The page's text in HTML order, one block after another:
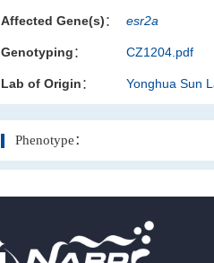
Affected Gene(s)： esr2a
Genotyping： CZ1204.pdf
Lab of Origin： Yonghua Sun
Phenotype：